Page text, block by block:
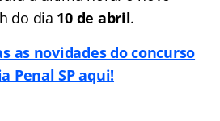
do dia 10 de abril.
as novidades do concurso
Penal SP aqui!